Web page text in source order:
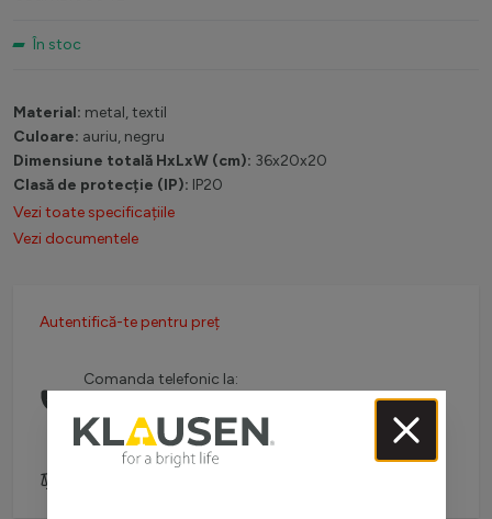
În stoc
Material: metal, textil
Culoare: auriu, negru
Dimensiune totală HxLxW (cm): 36x20x20
Clasă de protecție (IP): IP20
Vezi toate specificațiile
Vezi documentele
Autentifică-te pentru preț
Comanda telefonic la:
(L-V: 08:30-16:00)